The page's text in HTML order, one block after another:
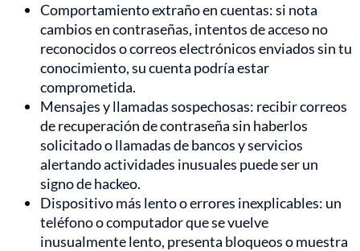
Comportamiento extraño en cuentas: si nota
cambios en contraseñas, intentos de acceso no
reconocidos o correos electrónicos enviados sin tu
conocimiento, su cuenta podría estar
comprometida.
Mensajes y llamadas sospechosas: recibir correos
de recuperación de contraseña sin haberlos
solicitado o llamadas de bancos y servicios
alertando actividades inusuales puede ser un
signo de hackeo.
Dispositivo más lento o errores inexplicables: un
teléfono o computador que se vuelve
inusualmente lento, presenta bloqueos o muestra